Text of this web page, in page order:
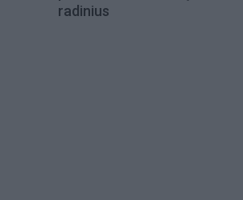
radinius